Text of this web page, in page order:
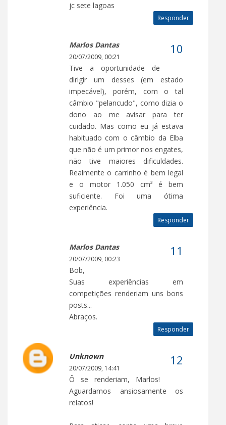
jc sete lagoas
Responder
Marlos Dantas
20/07/2009, 00:21
Tive a oportunidade de
dirigir um desses (em estado
impecável), porém, com o tal
câmbio "pelancudo", como dizia o
dono ao me avisar para ter
cuidado. Mas como eu já estava
habituado com o câmbio da Elba
que não é um primor nos engates,
não tive maiores dificuldades.
Realmente o carrinho é bem legal
e o motor 1.050 cm³ é bem
suficiente. Foi uma ótima
experiência.
Responder
Marlos Dantas
20/07/2009, 00:23
Bob,
Suas experiências em
competições renderiam uns bons
posts...
Abraços.
Responder
Unknown
20/07/2009, 14:41
Ô se renderiam, Marlos!
Aguardamos ansiosamente os
relatos!